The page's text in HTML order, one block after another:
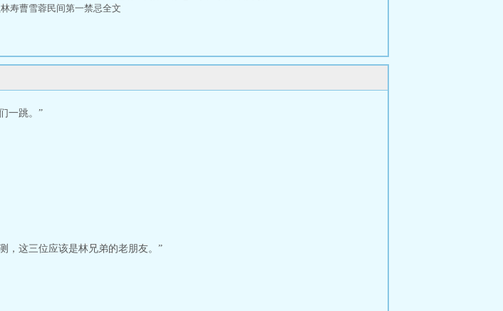
寿曹雪蓉民间第一禁忌全文
一跳。”
，这三位应该是林兄弟的老朋友。”